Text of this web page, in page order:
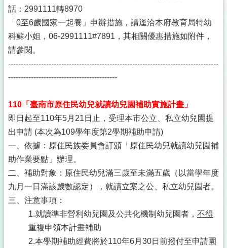
話：2991111轉8970
「0至6歲國家一起養」申辦措施，請逕洽本府教育局特幼
科蘇小姐，06-2991111#7891，其相關優惠措施如附件，
請參閱。
-----------------------------------------------------------------------------------
-------------------------------------------
110「臺南市原住民幼兒就讀幼兒園補助實施計畫」
即日起至110年5月21日止，受理本市公立、私立幼兒園提
出申請 (本次為109學年度第2學期補助申請)
一、依據：原住民族委員會訂頒「原住民幼兒就讀幼兒園補
助作業要點」辦理。
二、補助對象：原住民幼兒滿三歲至未滿五歲（以當學年度
九月一日滿該歲數認定），就讀立案之公、私立幼兒園者。
三、注意事項：
1.就讀準非營利幼兒園及公共化機制幼兒園者， 不得
重複申領本計畫補助
2.本學期補助經費將於110年6月30日前撥付至申請園